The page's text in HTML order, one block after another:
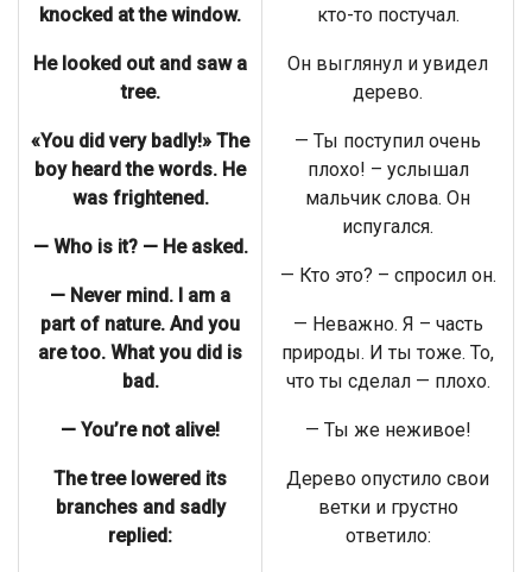
knocked at the window.
He looked out and saw a
tree.
«You did very badly!» The
boy heard the words. He
was frightened.
— Who is it? — He asked.
— Never mind. I am a
part of nature. And you
are too. What you did is
bad.
— You’re not alive!
The tree lowered its
branches and sadly
replied:
кто-то постучал.
Он выглянул и увидел
дерево.
— Ты поступил очень
плохо! – услышал
мальчик слова. Он
испугался.
— Кто это? – спросил он.
— Неважно. Я – часть
природы. И ты тоже. То,
что ты сделал — плохо.
— Ты же неживое!
Дерево опустило свои
ветки и грустно
ответило: